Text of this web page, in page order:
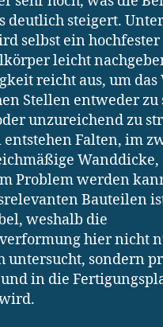
deutlich steigert.
selbst ein hochfester
leicht
reicht aus, um
Stellen entweder zu
unzureichend zu
entstehen Falten, im
Problem werden
Bauteilen
weshalb die
hier nicht
untersucht, sondern
und in die